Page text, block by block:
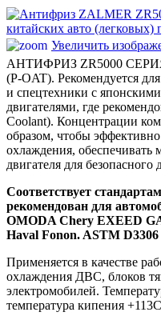
Увеличить
АНТИФРИЗ ZR5000
(P-OAT). Рекомендуется
и спецтехники с
двигателями, где
Coolant). Концентрации
образом, чтобы
охлаждения, обеспечивать
двигателя для
Соответствует
рекомендован для
OMODA Chery EXEED
Haval Fonon. ASTM
Применяется в качестве
охлаждения ДВС, блоков
электромобилей.
температура кипения